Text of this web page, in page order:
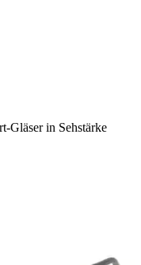
Gläser in Sehstärke